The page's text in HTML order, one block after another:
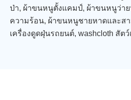
ป่า, ผ้าขนหนูตั้งแคมป์, ผ้าขนหนูว่า
ความร้อน, ผ้าขนหนูชายหาดและสา
เครื่องดูดฝุ่นรถยนต์, washcloth สัตว์